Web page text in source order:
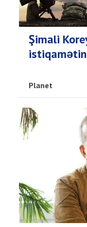
Şimali
Planet